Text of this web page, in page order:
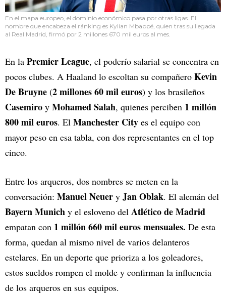
En el mapa europeo, el dominio económico pasa por otras ligas. El
nombre que encabeza el ránking es Kylian Mbappé, quien tras su llegada
al Real Madrid, firmó por 2 millones 670 mil euros al mes.
En la Premier League, el poderío salarial se concentra en
pocos clubes. A Haaland lo escoltan su compañero Kevin
De Bruyne (2 millones 60 mil euros) y los brasileños
Casemiro y Mohamed Salah, quienes perciben 1 millón
800 mil euros. El Manchester City es el equipo con
mayor peso en esa tabla, con dos representantes en el top
cinco.
Entre los arqueros, dos nombres se meten en la
conversación: Manuel Neuer y Jan Oblak. El alemán del
Bayern Munich y el esloveno del Atlético de Madrid
empatan con 1 millón 660 mil euros mensuales. De esta
forma, quedan al mismo nivel de varios delanteros
estelares. En un deporte que prioriza a los goleadores,
estos sueldos rompen el molde y confirman la influencia
de los arqueros en sus equipos.